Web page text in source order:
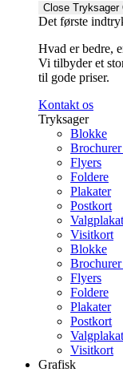
Close Tryksager
Det første
Hvad er bedre,
Vi tilbyder et
til gode priser.
Kontakt os
Tryksager
Blokke
Flyers
Foldere
Plakater
Postkort
Visitkort
Blokke
Flyers
Foldere
Plakater
Postkort
Visitkort
Grafisk